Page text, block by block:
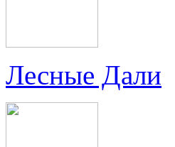
Лесные Дали